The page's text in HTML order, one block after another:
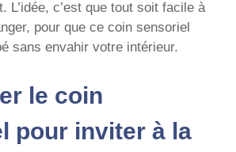
L’idée, c’est que tout soit facile à
pour que ce coin sensoriel
sans envahir votre intérieur.
le coin
pour inviter à la